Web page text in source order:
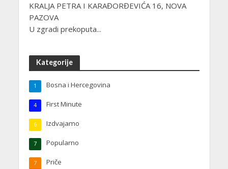
KRALJA PETRA I KARAĐORĐEVIĆA 16, NOVA
PAZOVA
U zgradi prekoputa...
Kategorije
Bosna i Hercegovina
1
First Minute
4
Izdvajamo
6
Popularno
7
Priče
7